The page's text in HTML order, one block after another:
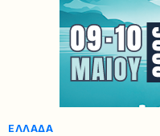
ΕΛΛΆΔΑ